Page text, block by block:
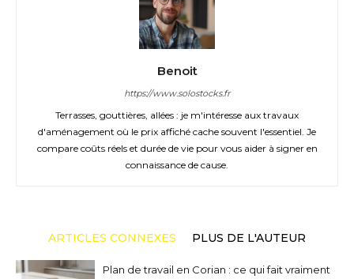
Benoit
https://www.solostocks.fr
Terrasses, gouttières, allées : je m'intéresse aux travaux
d'aménagement où le prix affiché cache souvent l'essentiel. Je
compare coûts réels et durée de vie pour vous aider à signer en
connaissance de cause.
ARTICLES CONNEXES PLUS DE L'AUTEUR
Plan de travail en Corian : ce qui fait vraiment